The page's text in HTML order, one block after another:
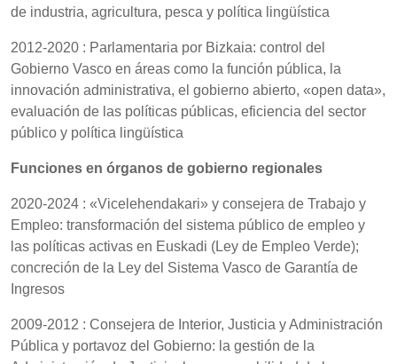
de industria, agricultura, pesca y política lingüística
2012-2020 : Parlamentaria por Bizkaia: control del
Gobierno Vasco en áreas como la función pública, la
innovación administrativa, el gobierno abierto, «open data»,
evaluación de las políticas públicas, eficiencia del sector
público y política lingüística
Funciones en órganos de gobierno regionales
2020-2024 : «Vicelehendakari» y consejera de Trabajo y
Empleo: transformación del sistema público de empleo y
las políticas activas en Euskadi (Ley de Empleo Verde);
concreción de la Ley del Sistema Vasco de Garantía de
Ingresos
2009-2012 : Consejera de Interior, Justicia y Administración
Pública y portavoz del Gobierno: la gestión de la